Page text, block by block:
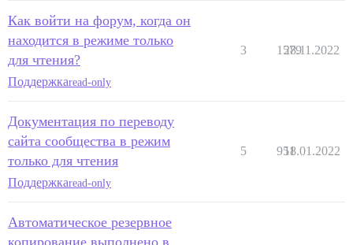
Как войти на форум, когда он
находится в режиме только
для чтения?
Поддержкаread-only
3 1579
28.11.2022
Документация по переводу
сайта сообщества в режим
только для чтения
Поддержкаread-only
5 951
18.01.2022
Автоматическое резервное
копирование выполнено в